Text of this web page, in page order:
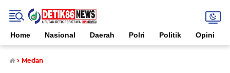
Home Nasional Daerah Polri Politik Opini
› Medan